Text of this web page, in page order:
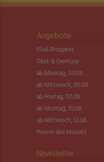
Angebote
Filial-Prospekt
Obst & Gemüse
ab Montag, 03.08.
ab Mittwoch, 05.08.
ab Freitag, 07.08.
ab Montag, 10.08.
ab Mittwoch, 12.08.
Weine des Monats
Newsletter